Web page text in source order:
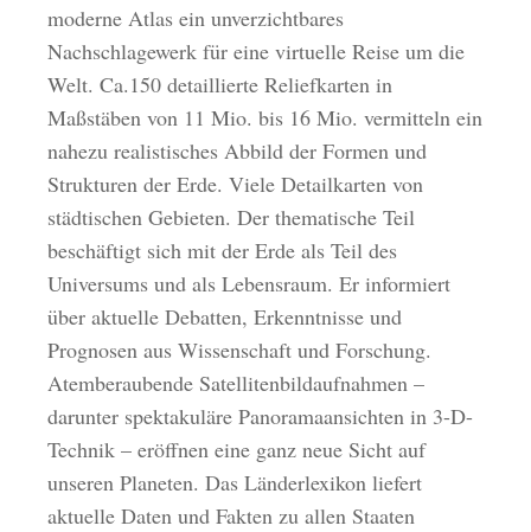
moderne Atlas ein unverzichtbares
Nachschlagewerk für eine virtuelle Reise um die
Welt. Ca.150 detaillierte Reliefkarten in
Maßstäben von 11 Mio. bis 16 Mio. vermitteln ein
nahezu realistisches Abbild der Formen und
Strukturen der Erde. Viele Detailkarten von
städtischen Gebieten. Der thematische Teil
beschäftigt sich mit der Erde als Teil des
Universums und als Lebensraum. Er informiert
über aktuelle Debatten, Erkenntnisse und
Prognosen aus Wissenschaft und Forschung.
Atemberaubende Satellitenbildaufnahmen –
darunter spektakuläre Panoramaansichten in 3-D-
Technik – eröffnen eine ganz neue Sicht auf
unseren Planeten. Das Länderlexikon liefert
aktuelle Daten und Fakten zu allen Staaten